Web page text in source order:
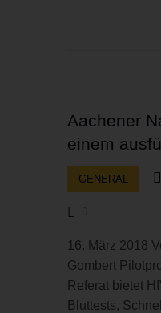
Aachener
einem
GENERAL
16. März 2018
Gombert
Referat bietet
Bluttests,